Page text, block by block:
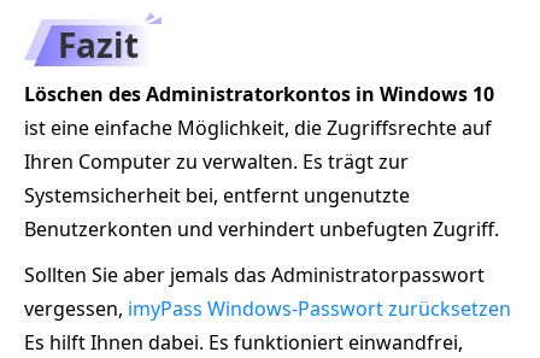
Fazit
Löschen des Administratorkontos in Windows 10
ist eine einfache Möglichkeit, die Zugriffsrechte auf
Ihren Computer zu verwalten. Es trägt zur
Systemsicherheit bei, entfernt ungenutzte
Benutzerkonten und verhindert unbefugten Zugriff.
Sollten Sie aber jemals das Administratorpasswort
vergessen, imyPass Windows-Passwort zurücksetzen
Es hilft Ihnen dabei. Es funktioniert einwandfrei,